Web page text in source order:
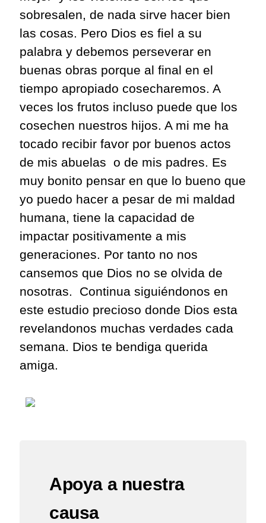
sobresalen, de nada sirve hacer bien
las cosas. Pero Dios es fiel a su
palabra y debemos perseverar en
buenas obras porque al final en el
tiempo apropiado cosecharemos. A
veces los frutos incluso puede que los
cosechen nuestros hijos. A mi me ha
tocado recibir favor por buenos actos
de mis abuelas o de mis padres. Es
muy bonito pensar en que lo bueno que
yo puedo hacer a pesar de mi maldad
humana, tiene la capacidad de
impactar positivamente a mis
generaciones. Por tanto no nos
cansemos que Dios no se olvida de
nosotras.
Continua siguiéndonos en
este estudio precioso donde Dios esta
revelandonos muchas verdades cada
semana. Dios te bendiga querida
amiga.
Apoya a nuestra
causa